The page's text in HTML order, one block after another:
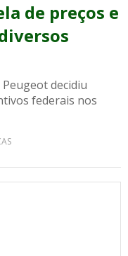
de preços e
decidiu
federais nos